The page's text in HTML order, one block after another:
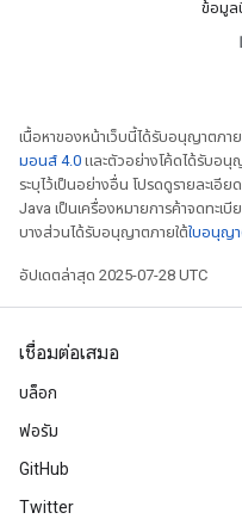
ข้อมูล
เนื้อหาของหน้าเว็บนี้ได้รับอนุญาตภาย
มอนส์ 4.0 และตัวอย่างโค้ดได้รับอนุ
ระบุไว้เป็นอย่างอื่น โปรดดูรายละเอีย
Java เป็นเครื่องหมายการค้าจดทะเ
บางส่วนได้รับอนุญาตภายใต้ใบอนุญ
อัปเดตล่าสุด 2025-07-28 UTC
เชื่อมต่อเสมอ
บล็อก
ฟอรัม
GitHub
Twitter